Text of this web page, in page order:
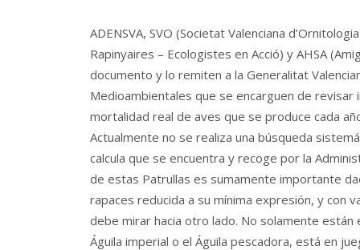
ADENSVA, SVO (Societat Valenciana
Rapinyaires – Ecologistes en Acció) y AHSA
documento y lo remiten a la Generalitat
Medioambientales que se encarguen de
mortalidad real de aves que se produce cada
Actualmente no se realiza una búsqueda
calcula que se encuentra y recoge por la
de estas Patrullas es sumamente importante
rapaces reducida a su mínima expresión, y con
debe mirar hacia otro lado. No solamente están
Águila imperial o el Águila pescadora, está en